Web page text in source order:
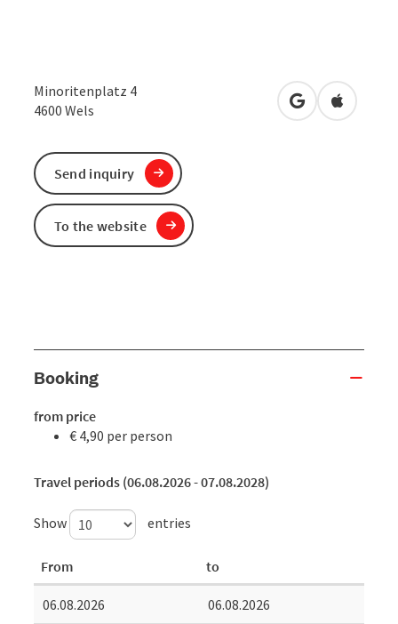
Minoritenplatz 4
4600 Wels open inOpen in
Booking
from price
€ 4,90 per person
Travel periods (06.08.2026 - 07.08.2028)
Show entries
From to
06.08.2026 06.08.2026
Send inquiry
To the website